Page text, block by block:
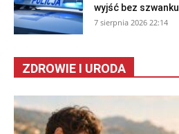
wyjść bez szwanku
7 sierpnia 2026 22:14
ZDROWIE I URODA